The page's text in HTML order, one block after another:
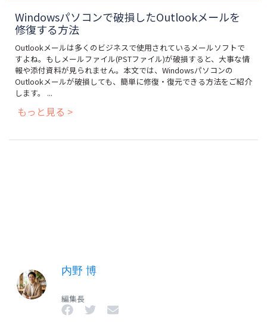
Windowsパソコンで破損したOutlookメールを
修復する方法
Outlookメールは多くのビジネスで使用されているメールソフトで
すよね。もしメールファイル(PSTファイル)が破損すると、大事な情
報や添付資料が見られません。本文では、Windowsパソコンの
Outlookメールが破損しても、簡単に修復・復元できる方法をご紹介
します。 ...
もっと見る >
内野 博
編集長